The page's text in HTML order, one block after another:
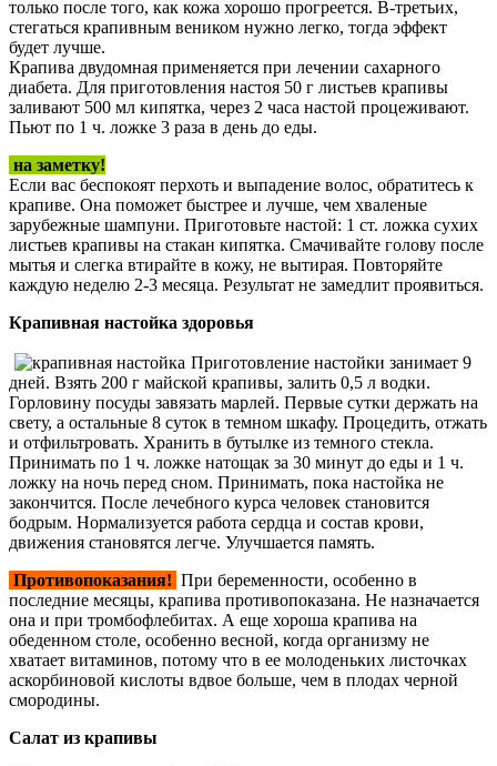
только после того, как кожа хорошо прогреется. В-третьих,
стегаться крапивным веником нужно легко, тогда эффект
будет лучше.
Крапива двудомная применяется при лечении сахарного
диабета. Для приготовления настоя 50 г листьев крапивы
заливают 500 мл кипятка, через 2 часа настой процеживают.
Пьют по 1 ч. ложке 3 раза в день до еды.
на заметку!
Если вас беспокоят перхоть и выпадение волос, обратитесь к
крапиве. Она поможет быстрее и лучше, чем хваленые
зарубежные шампуни. Приготовьте настой: 1 ст. ложка сухих
листьев крапивы на стакан кипятка. Смачивайте голову после
мытья и слегка втирайте в кожу, не вытирая. Повторяйте
каждую неделю 2-3 месяца. Результат не замедлит проявиться.
Крапивная настойка здоровья
Приготовление настойки занимает 9
дней. Взять 200 г майской крапивы, залить 0,5 л водки.
Горловину посуды завязать марлей. Первые сутки держать на
свету, а остальные 8 суток в темном шкафу. Процедить, отжать
и отфильтровать. Хранить в бутылке из темного стекла.
Принимать по 1 ч. ложке натощак за 30 минут до еды и 1 ч.
ложку на ночь перед сном. Принимать, пока настойка не
закончится. После лечебного курса человек становится
бодрым. Нормализуется работа сердца и состав крови,
движения становятся легче. Улучшается память.
Противопоказания! При беременности, особенно в
последние месяцы, крапива противопоказана. Не назначается
она и при тромбофлебитах. А еще хороша крапива на
обеденном столе, особенно весной, когда организму не
хватает витаминов, потому что в ее молоденьких листочках
аскорбиновой кислоты вдвое больше, чем в плодах черной
смородины.
Салат из крапивы